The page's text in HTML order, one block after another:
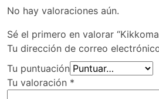
No hay valoraciones aún.
Sé el primero en valorar
Tu dirección de correo
Tu puntuación
Tu valoración *